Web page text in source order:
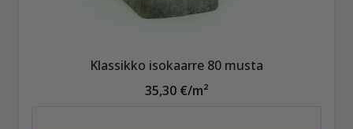
Klassikko isokaarre 80 musta
35,30 €/m²